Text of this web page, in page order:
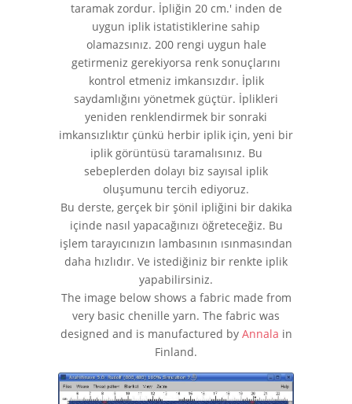
taramak zordur. İpliğin 20 cm.' inden de
uygun iplik istatistiklerine sahip
olamazsınız. 200 rengi uygun hale
getirmeniz gerekiyorsa renk sonuçlarını
kontrol etmeniz imkansızdır. İplik
saydamlığını yönetmek güçtür. İplikleri
yeniden renklendirmek bir sonraki
imkansızlıktır çünkü herbir iplik için, yeni bir
iplik görüntüsü taramalısınız. Bu
sebeplerden dolayı biz sayısal iplik
oluşumunu tercih ediyoruz.
Bu derste, gerçek bir şönil ipliğini bir dakika
içinde nasıl yapacağınızı öğreteceğiz. Bu
işlem tarayıcınızın lambasının ısınmasından
daha hızlıdır. Ve istediğiniz bir renkte iplik
yapabilirsiniz.
The image below shows a fabric made from
very basic chenille yarn. The fabric was
designed and is manufactured by Annala in
Finland.